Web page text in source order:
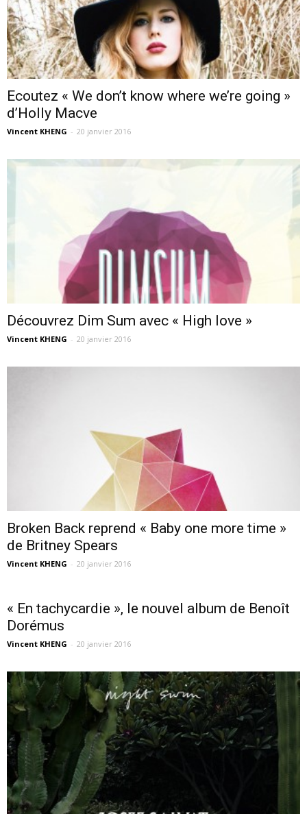
Ecoutez « We don’t know where we’re going »
d’Holly Macve
Vincent KHENG - 20 janvier 2016
Découvrez Dim Sum avec « High love »
Vincent KHENG - 20 janvier 2016
Broken Back reprend « Baby one more time »
de Britney Spears
Vincent KHENG - 20 janvier 2016
« En tachycardie », le nouvel album de Benoît
Dorémus
Vincent KHENG - 20 janvier 2016